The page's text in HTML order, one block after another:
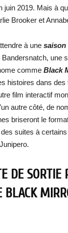
juin 2019. Mais à
Brooker et
à une saison
Bandersnatch, une
comme Black
histoires dans des
film interactif
autre côté, de
briseront le
suites à
DE SORTIE
BLACK